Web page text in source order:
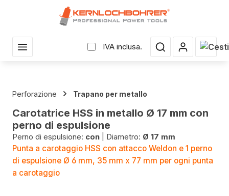
IVA inclusa. Il
Perforazione Trapano per metallo
Carotatrice HSS in metallo Ø 17 mm con
perno di espulsione
Perno di espulsione: con Diametro: Ø 17 mm
Punta a carotaggio HSS con attacco Weldon e 1 perno
di espulsione Ø 6 mm, 35 mm x 77 mm per ogni punta
a carotaggio